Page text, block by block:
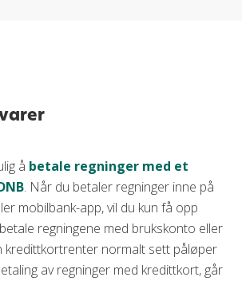
å betale regninger med et
. Når du betaler regninger inne på
mobilbank-app, vil du kun få opp
regningene med brukskonto eller
kredittkortrenter normalt sett påløper
av regninger med kredittkort, går